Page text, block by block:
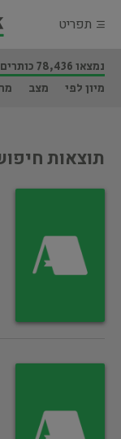
תפריט
נמצאו 78,436 כותרים
מיון לפי
מצב
תוצאות